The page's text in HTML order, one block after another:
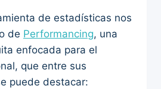
de estadísticas nos
de Performancing, una
enfocada para el
que entre sus
puede destacar: